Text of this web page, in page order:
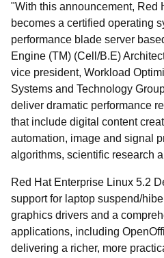
"With this announcement, Red
becomes a certified operating
performance blade server
Engine (TM) (Cell/B.E)
vice president, Workload
Systems and Technology
deliver dramatic performance
that include digital content
automation, image and signal
algorithms, scientific research
Red Hat Enterprise Linux 5.2
support for laptop suspend/
graphics drivers and a
applications, including
delivering a richer, more